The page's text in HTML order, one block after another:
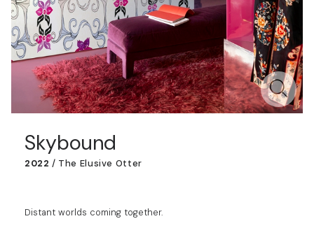
Skybound
2022 / The Elusive Otter
Distant worlds coming together.